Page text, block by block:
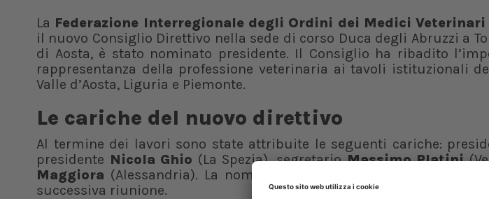
La Federazione Interregionale degli Ordini dei Medici Veterinari
il nuovo Consiglio Direttivo nella sede di corso Duca degli Abruzzi a
di Aosta, è stato nominato presidente. Il Consiglio ha ribadito
rappresentanza della professione veterinaria ai tavoli istituzionali
Valle d’Aosta, Liguria e Piemonte.
Le cariche del nuovo direttivo
Al termine dei lavori sono state attribuite le seguenti cariche:
presidente Nicola Ghio (La Spezia), segretarioMassimo Platini
Maggiora (Alessandria). La nomina del Collegio dei Revisori dei
successiva riunione.